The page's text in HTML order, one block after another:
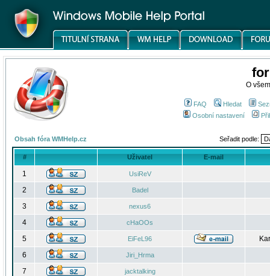
O
FAQ Hledat
Osobní nastavení
Obsah fóra WMHelp.cz Seřadit podle:
# Uživatel E-mail
1 UsiReV
2 Badel
3 nexus6
4 cHaOOs
5 EiFeL96
6
Jiri_Hrma
7 jacktalking